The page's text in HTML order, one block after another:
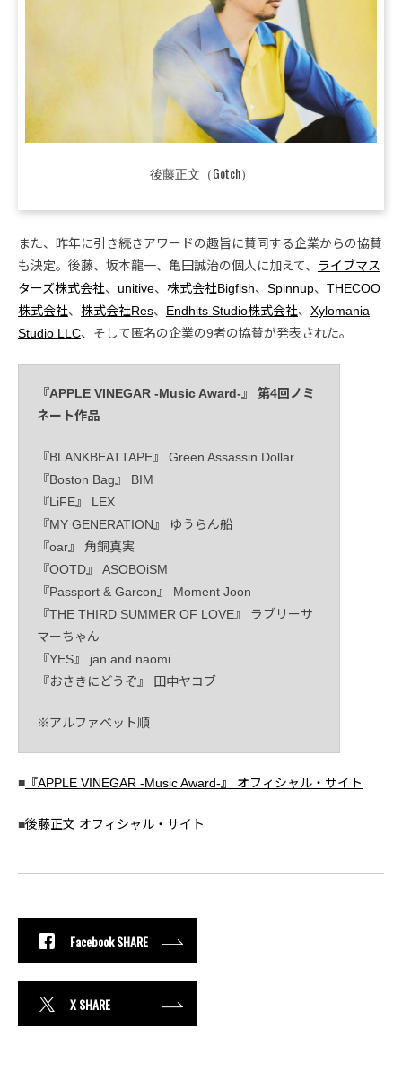
後藤正文（Gotch）
また、昨年に引き続きアワードの趣旨に賛同する企業からの協賛
も決定。後藤、坂本龍一、亀田誠治の個人に加えて、 ライブマス
ターズ株式会社、 unitive、 株式会社Bigfish、 Spinnup、 THECOO
株式会社、 株式会社Res、 Endhits Studio株式会社、 Xylomania
Studio LLC、そして匿名の企業の9者の協賛が発表された。
『APPLE VINEGAR -Music Award-』 第4回ノミ
ネート作品
『BLANKBEATTAPE』 Green Assassin Dollar
『Boston Bag』 BIM
『LiFE』 LEX
『MY GENERATION』 ゆうらん船
『oar』 角銅真実
『OOTD』 ASOBOiSM
『Passport & Garcon』 Moment Joon
『THE THIRD SUMMER OF LOVE』 ラブリーサ
マーちゃん
『YES』 jan and naomi
『おさきにどうぞ』 田中ヤコブ
※アルファベット順
■ 『APPLE VINEGAR -Music Award-』 オフィシャル・サイト
■後藤正文 オフィシャル・サイト
Facebook SHARE
X SHARE